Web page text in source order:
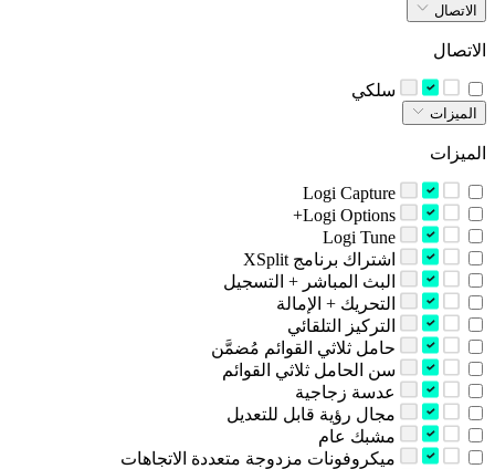
الاتصال
الاتصال
‫سلكي‬
الميزات
الميزات
‫البث المباشر + التسجيل‬
‫التحريك + الإمالة‬
‫التركيز التلقائي‬
‫حامل ثلاثي القوائم مُضمَّن‬
‫سن الحامل ثلاثي القوائم‬
‫عدسة زجاجية‬
‫مجال رؤية قابل للتعديل‬
‫مشبك عام‬
‫ميكروفونات مزدوجة متعددة الاتجاهات‬